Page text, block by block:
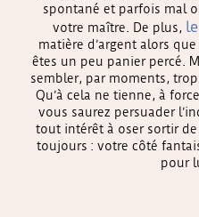
spontané et parfois mal
votre maître. De plus,
matière d’argent alors
êtes un peu panier percé.
sembler, par moments,
Qu’à cela ne tienne, à
vous saurez persuader
tout intérêt à oser sortir
toujours : votre côté
pour